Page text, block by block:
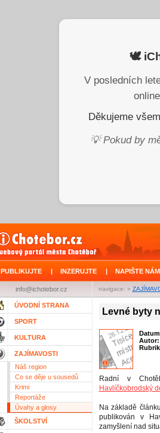
🕊️
V posledních
Děkujeme
💡 Pokud by
PUBLIKUJTE | INZERUJTE | NAPIŠTE NÁM
navigace: »
info@ichotebor.cz
ÚVODNÍ STRANA
SPORT
KULTURA
ZAJÍMAVOSTI
Náš region
Co se děje u sousedů
Krimi
Reportáže
Úvahy a glosy
ŠKOLSTVÍ
Levné byty
Autor:
Radní v
Havlíčkobrodský
Na základě
publikován v
zamyšlení nad